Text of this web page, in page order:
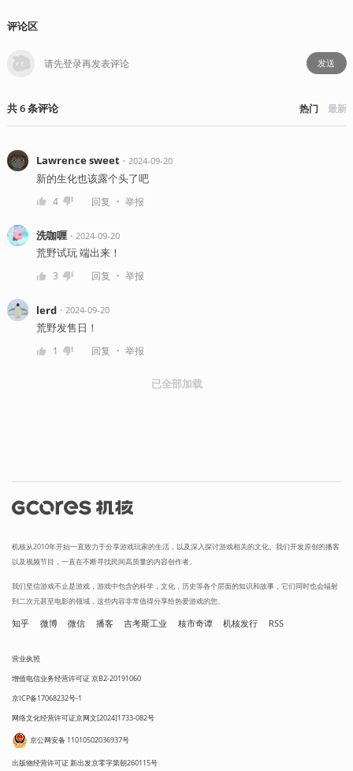
评论区
发送
共6条评论 热门 最新
Lawrence sweet・ 2024-09-20
新的生化也该露个头了吧
4 回复 ・ 举报
洗咖喱・ 2024-09-20
荒野试玩 端出来！
3 回复 ・ 举报
lerd・ 2024-09-20
荒野发售日！
1 回复 ・ 举报
已全部加载
机核从2010年开始一直致力于分享游戏玩家的生活，以及深入探讨游戏相关的文化。我们开发原创的播客
以及视频节目，一直在不断寻找民间高质量的内容创作者。
我们坚信游戏不止是游戏，游戏中包含的科学，文化，历史等各个层面的知识和故事，它们同时也会辐射
到二次元甚至电影的领域，这些内容非常值得分享给热爱游戏的您。
知乎 微博 微信 播客 吉考斯工业 核市奇谭 机核发行 RSS
营业执照
增值电信业务经营许可证 京B2-20191060
京ICP备17068232号-1
网络文化经营许可证京网文[2024]1733-082号
京公网安备 11010502036937号
出版物经营许可证 新出发京零字第朝260115号